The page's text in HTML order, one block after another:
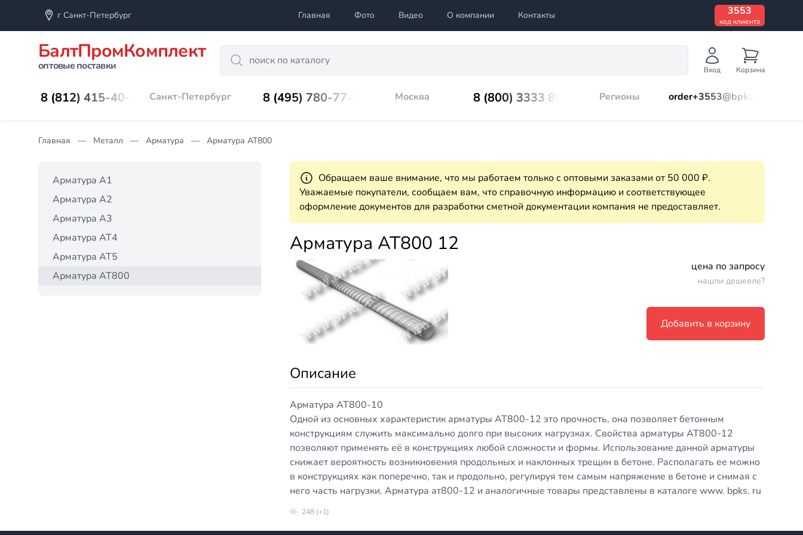
г Санкт-Петербург Главная Фото Видео О компании Контакты 3553
код клиента
БалтПромКомплект
оптовые поставки
Search
Вход Корзина
8 (812) 415-40-45 Санкт-Петербург 8 (495) 780-77-98 Москва 8 (800) 3333 899 Регионы order+3553@bpks.ru
Главная Металл Арматура Арматура АТ800
Арматура А1
Арматура А2
Арматура А3
Арматура АТ4
Арматура АТ5
Арматура АТ800
Обращаем ваше внимание, что мы работаем только с оптовыми заказами от 50 000 ₽.
Уважаемые покупатели, сообщаем вам, что справочную информацию и соответствующее
оформление документов для разработки сметной документации компания не предоставляет.
Арматура АТ800 12
цена по запросу
нашли дешевле?
Добавить в корзину
Описание
Арматура АТ800-10
Одной из основных характеристик арматуры АТ800-12 это прочность, она позволяет бетонным
конструкциям служить максимально долго при высоких нагрузках. Свойства арматуры АТ800-12
позволяют применять её в конструкциях любой сложности и формы. Использование данной арматуры
снижает вероятность возникновения продольных и наклонных трещин в бетоне. Располагать ее можно
в конструкциях как поперечно, так и продольно, регулируя тем самым напряжение в бетоне и снимая с
него часть нагрузки. Арматура ат800-12 и аналогичные товары представлены в каталоге www. bpks. ru
248 (+1)